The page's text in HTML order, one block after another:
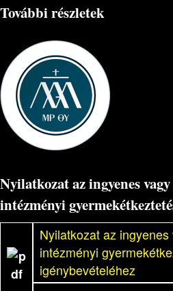
További részletek
Nyilatkozat az ingyenes vagy
intézményi
Nyilatkozat az
intézményi
igénybevételéhez